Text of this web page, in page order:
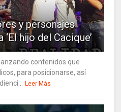
y personajes
hijo del Cacique’
contenidos que
para posicionarse, así
Leer Más